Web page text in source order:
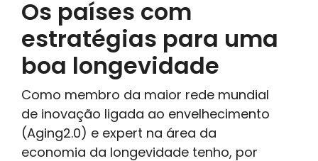
Os países com
estratégias para uma
boa longevidade
Como membro da maior rede mundial
de inovação ligada ao envelhecimento
(Aging2.0) e expert na área da
economia da longevidade tenho, por